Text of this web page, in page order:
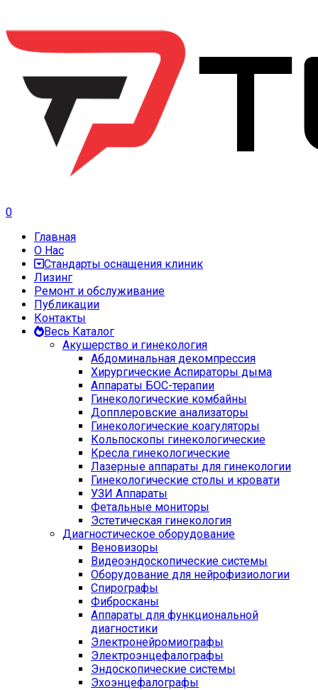
0
Главная
О Нас
Стандарты оснащения клиник
Лизинг
Ремонт и обслуживание
Публикации
Контакты
Весь Каталог
Акушерство и гинекология
Абдоминальная декомпрессия
Хирургические Аспираторы дыма
Аппараты БОС-терапии
Гинекологические комбайны
Допплеровские анализаторы
Гинекологические коагуляторы
Кольпоскопы гинекологические
Кресла гинекологические
Лазерные аппараты для гинекологии
Гинекологические столы и кровати
УЗИ Аппараты
Фетальные мониторы
Эстетическая гинекология
Диагностическое оборудование
Веновизоры
Видеоэндоскопические системы
Оборудование для нейрофизиологии
Спирографы
Фибросканы
Аппараты для функциональной
диагностики
Электронейромиографы
Электроэнцефалографы
Эндоскопические системы
Эхоэнцефалографы